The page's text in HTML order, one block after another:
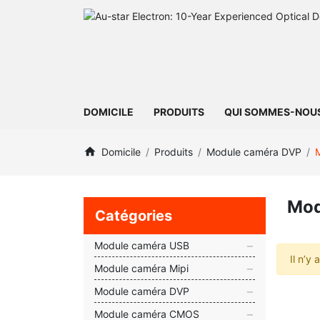
DOMICILE PRODUITS QUI SOMMES-
Domicile Produits Module caméra DVP
Catégories
Module caméra USB
Module caméra Mipi
Module caméra DVP
Module caméra CMOS
Il n’y